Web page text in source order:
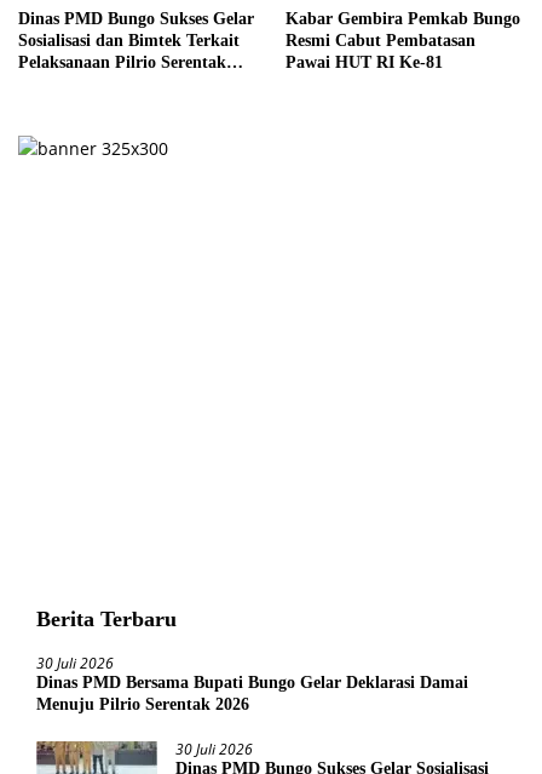
Dinas PMD Bungo Sukses Gelar
Sosialisasi dan Bimtek Terkait
Pelaksanaan Pilrio Serentak
Kabar Gembira Pemkab Bungo
Resmi Cabut Pembatasan
Pawai HUT RI Ke-81
Berita Terbaru
30 Juli 2026
Dinas PMD Bersama Bupati Bungo Gelar Deklarasi Damai
Menuju Pilrio Serentak 2026
30 Juli 2026
Dinas PMD Bungo Sukses Gelar Sosialisasi